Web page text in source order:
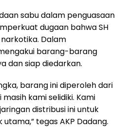
sabu dalam penguasaan
dugaan bahwa SH
Dalam
barang-barang
dan siap diedarkan.
barang ini diperoleh dari
kami selidiki. Kami
distribusi ini untuk
tegas AKP Dadang.